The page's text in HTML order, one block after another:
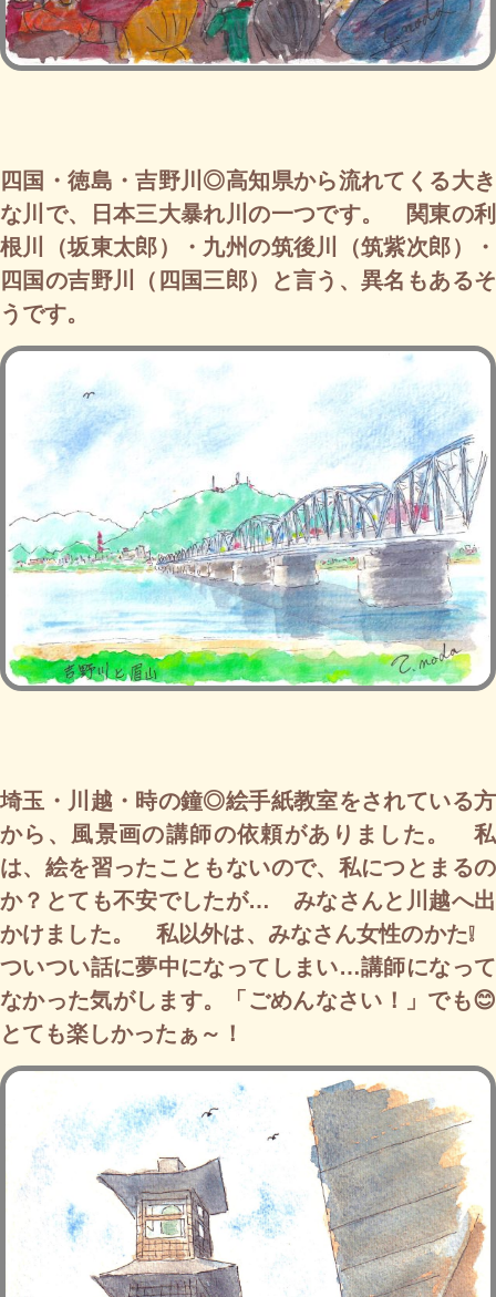
四国・徳島・吉野川◎高知県から流れてくる大き
な川で、日本三大暴れ川の一つです。 関東の利
根川（坂東太郎）・九州の筑後川（筑紫次郎）・
四国の吉野川（四国三郎）と言う、異名もあるそ
うです。
埼玉・川越・時の鐘◎絵手紙教室をされている方
から、風景画の講師の依頼がありました。 私
は、絵を習ったこともないので、私につとまるの
か？とても不安でしたが… みなさんと川越へ出
かけました。 私以外は、みなさん女性のかた❕
ついつい話に夢中になってしまい…講師になって
なかった気がします。「ごめんなさい！」でも😊
とても楽しかったぁ～！